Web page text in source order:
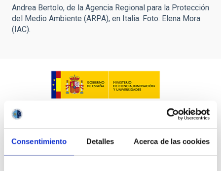
Consentimiento Detalles Acerca de las cookies
Andrea Bertolo, de la Agencia Regional para la Protección
del Medio Ambiente (ARPA), en Italia. Foto: Elena Mora
(IAC).